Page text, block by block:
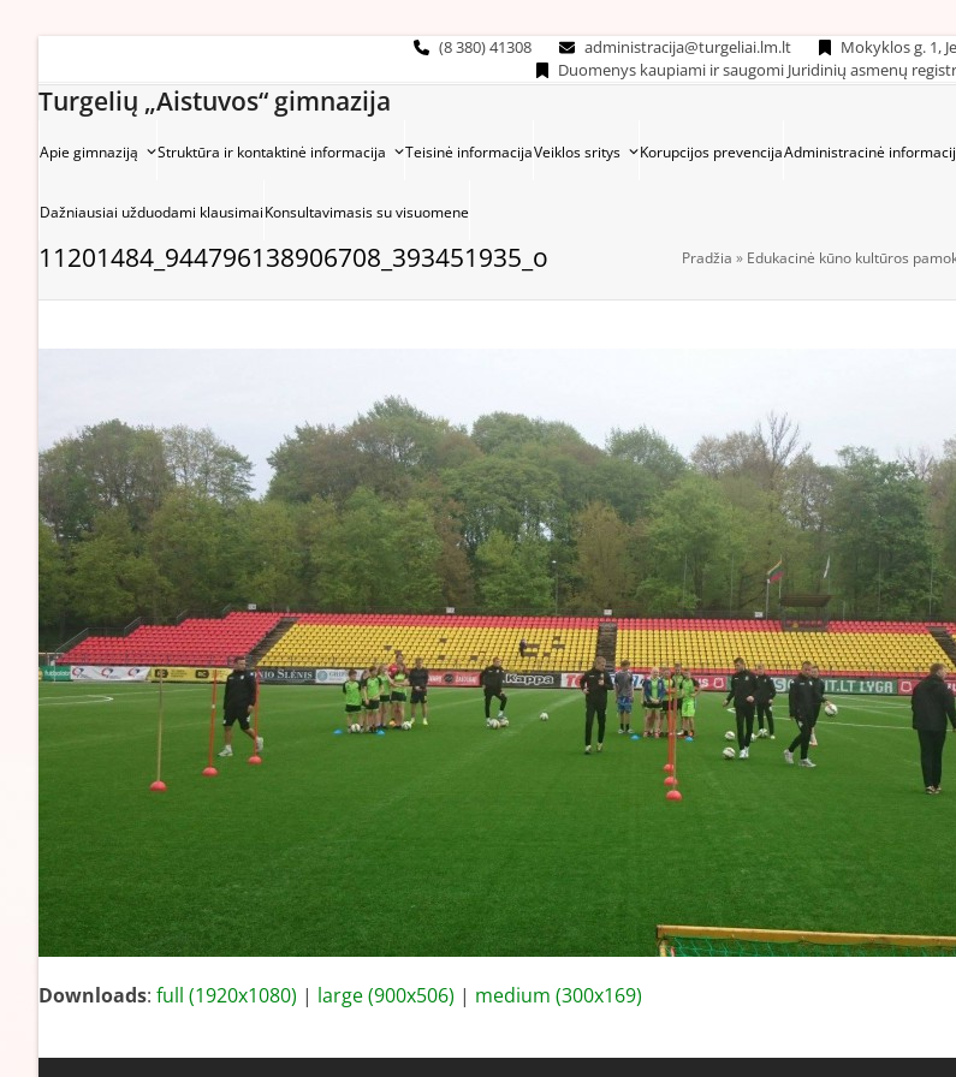
(8 380) 41308 administracija@turgeliai.lm.lt
Mokyklos g. 1,
Duomenys kaupiami ir saugomi Juridinių asmenų
Turgelių „Aistuvos“ gimnazija
Apie gimnaziją Struktūra ir kontaktinė informacija Teisinė informacijaVeiklos sritys Korupcijos prevencijaAdministracinė
Dažniausiai užduodami klausimaiKonsultavimasis su visuomene
11201484_944796138906708_393451935_o Pradžia » Edukacinė kūno kultūros
Downloads: full (1920x1080) | large (900x506) | medium (300x169)